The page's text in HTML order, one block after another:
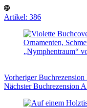
Artikel: 386
VorherigerBuchrezension
NächsterBuchrezension